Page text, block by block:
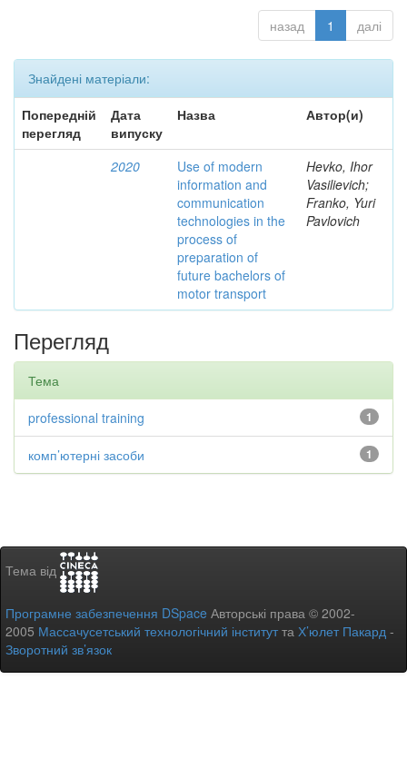
назад 1 далі
Знайдені матеріали:
Попередній
перегляд
Дата
випуску
Назва Автор(и)
2020
Use of modern
information and
communication
technologies in the
process of
preparation of
future bachelors of
motor transport
Hevko, Ihor
Vasilievich;
Franko, Yuri
Pavlovich
Перегляд
Тема
1
professional training
1
комп’ютерні засоби
Тема від
Програмне забезпечення DSpace Авторські права © 2002-
2005 Массачусетський технологічний інститутта Х’юлет Пакард -
Зворотний зв’язок